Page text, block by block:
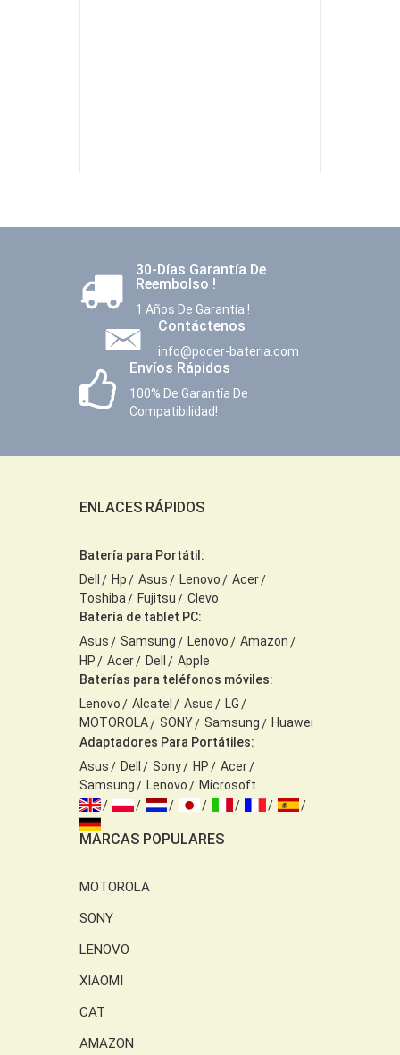
30-Días Garantía De
Reembolso !
1 Años De Garantía !
Contáctenos
info@poder-bateria.com
Envíos Rápidos
100% De Garantía De
Compatibilidad!
ENLACES RÁPIDOS
Batería para Portátil:
Dell
Hp Asus Lenovo
Acer
Toshiba
Fujitsu
Clevo
Batería de tablet PC:
Asus
Samsung Lenovo
Amazon
HP
Acer Dell
Apple
Baterías para teléfonos móviles:
Lenovo
Alcatel Asus
LG
MOTOROLA
SONY Samsung
Huawei
Adaptadores Para Portátiles:
Asus
Dell Sony HP
Acer
Samsung
Lenovo Microsoft
MARCAS POPULARES
MOTOROLA
SONY
LENOVO
XIAOMI
CAT
AMAZON